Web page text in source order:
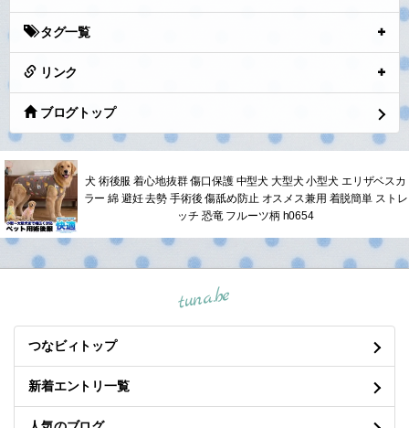
タグ一覧
リンク
ブログトップ
犬 術後服 着心地抜群 傷口保護 中型犬 大型犬 小型犬 エリザベスカ
ラー 綿 避妊 去勢 手術後 傷舐め防止 オスメス兼用 着脱簡単 ストレ
ッチ 恐竜 フルーツ柄 h0654
tuna.be
つなビィトップ
新着エントリ一覧